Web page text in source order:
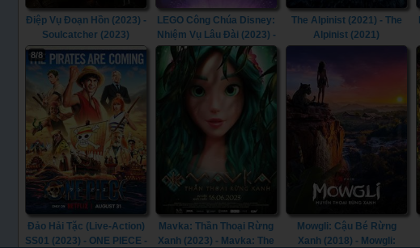
Điệp Vụ Đoạn Hồn (2023) -
Soulcatcher (2023)
LEGO Công Chúa Disney:
Nhiệm Vụ Lâu Đài (2023) -
LEGO Disney Princess:
The Castle Quest (2023)
The Alpinist (2021) - The
Alpinist (2021)
8/8
Đảo Hải Tặc (Live-Action)
SS01 (2023) - ONE PIECE -
Mavka: Thần Thoại Rừng
Xanh (2023) - Mavka: The
Mowgli: Cậu Bé Rừng
Xanh (2018) - Mowgli: